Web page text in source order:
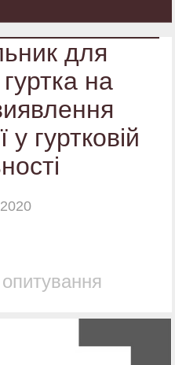
для
на
у гуртковій